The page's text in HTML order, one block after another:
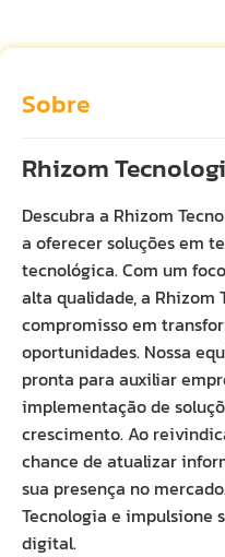
Sobre
Rhizom
Descubra a Rhizom
a oferecer soluções em
tecnológica. Com um
alta qualidade, a Rhizom
compromisso em
oportunidades. Nossa
pronta para auxiliar
implementação de
crescimento. Ao
chance de atualizar
sua presença no
Tecnologia e impulsione
digital.